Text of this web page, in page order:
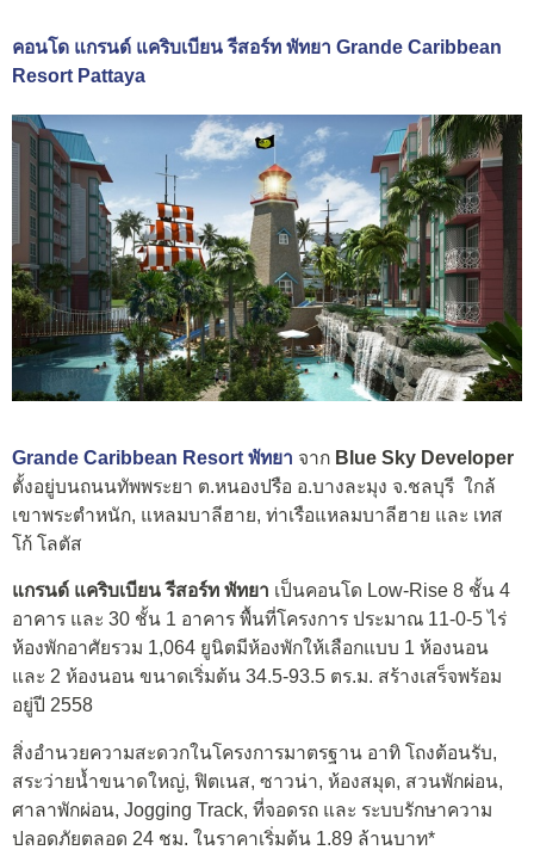
คอนโด แกรนด์ แคริบเบียน รีสอร์ท พัทยา Grande Caribbean
Resort Pattaya
Grande Caribbean Resort พัทยา จาก Blue Sky Developer
ตั้งอยู่บนถนนทัพพระยา ต.หนองปรือ อ.บางละมุง จ.ชลบุรี ใกล้
เขาพระตำหนัก, แหลมบาลีฮาย, ท่าเรือแหลมบาลีฮาย และ เทส
โก้ โลตัส
แกรนด์ แคริบเบียน รีสอร์ท พัทยา เป็นคอนโด Low-Rise 8 ชั้น 4
อาคาร และ 30 ชั้น 1 อาคาร พื้นที่โครงการ ประมาณ 11-0-5 ไร่
ห้องพักอาศัยรวม 1,064 ยูนิตมีห้องพักให้เลือกแบบ 1 ห้องนอน
และ 2 ห้องนอน ขนาดเริ่มต้น 34.5-93.5 ตร.ม. สร้างเสร็จพร้อม
อยู่ปี 2558
สิ่งอำนวยความสะดวกในโครงการมาตรฐาน อาทิ โถงต้อนรับ,
สระว่ายน้ำขนาดใหญ่, ฟิตเนส, ซาวน่า, ห้องสมุด, สวนพักผ่อน,
ศาลาพักผ่อน, Jogging Track, ที่จอดรถ และ ระบบรักษาความ
ปลอดภัยตลอด 24 ชม. ในราคาเริ่มต้น 1.89 ล้านบาท*